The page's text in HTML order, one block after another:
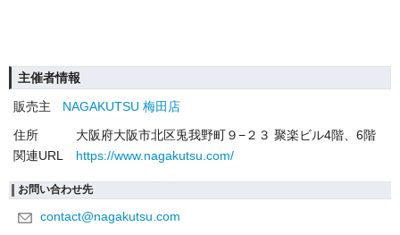
主催者情報
販売主
NAGAKUTSU 梅田店
住所
大阪府大阪市北区兎我野町９−２３ 聚楽ビル4階、6階
関連URL
https://www.nagakutsu.com/
お問い合わせ先
contact@nagakutsu.com